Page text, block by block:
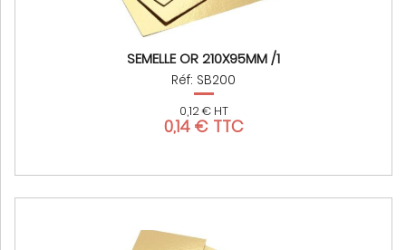
SEMELLE OR 210X95MM /1
Réf: SB200
0,12 € HT
0,14 € TTC